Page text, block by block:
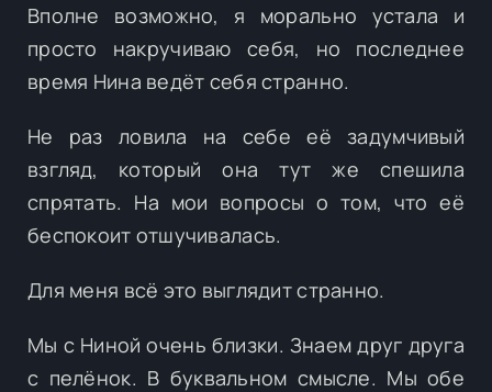
Вполне возможно, я морально устала и
просто накручиваю себя, но последнее
время Нина ведёт себя странно.
Не раз ловила на себе её задумчивый
взгляд, который она тут же спешила
спрятать. На мои вопросы о том, что её
беспокоит отшучивалась.
Для меня всё это выглядит странно.
Мы с Ниной очень близки. Знаем друг друга
с пелёнок. В буквальном смысле. Мы обе